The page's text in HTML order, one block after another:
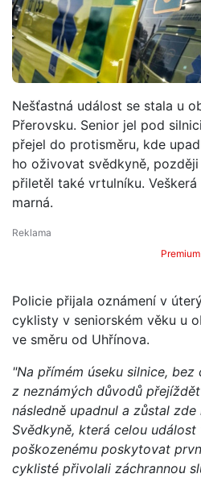
Nešťastná událost se stala u
Přerovsku. Senior jel pod
přejel do protisměru, kde
ho oživovat svědkyně,
přiletěl také vrtulníku.
marná.
Premium
Policie přijala oznámení v
cyklisty v seniorském věku u
ve směru od Uhřínova.
"Na přímém úseku silnice,
z neznámých důvodů
následně upadnul a zůstal
Svědkyně, která celou událost
poškozenému poskytovat
cyklisté přivolali záchrannou